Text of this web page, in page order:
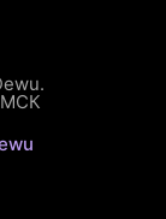
МСК